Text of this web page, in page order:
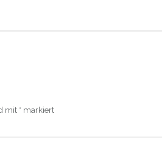
mit * markiert